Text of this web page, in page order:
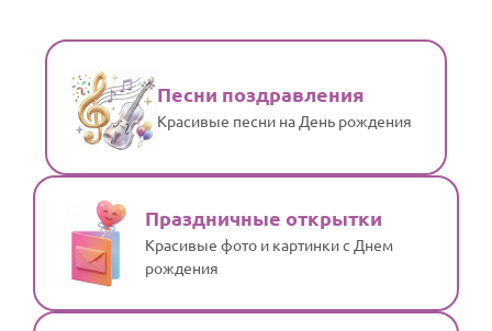
Песни поздравления
Красивые песни на День рождения
Праздничные открытки
Красивые фото и картинки с Днем
рождения